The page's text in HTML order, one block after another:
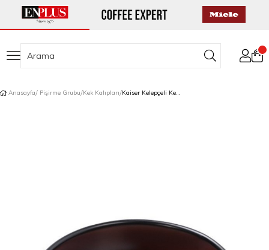
Anasayfa Pişirme Grubu Kek Kalıpları Kaiser Kelepçeli Kek Kalıbı 24 cm